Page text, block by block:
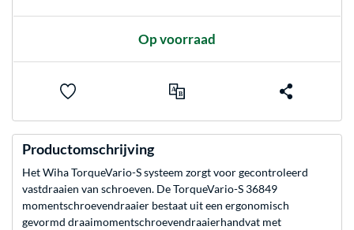
Op voorraad
Productomschrijving
Het Wiha TorqueVario-S systeem zorgt voor gecontroleerd
vastdraaien van schroeven. De TorqueVario-S 36849
momentschroevendraaier bestaat uit een ergonomisch
gevormd draaimomentschroevendraaierhandvat met